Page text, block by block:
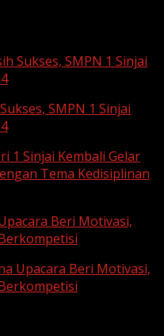
Sukses, SMPN 1 Sinjai
SMPN 1 Sinjai
1 Sinjai Kembali Gelar
Tema Kedisiplinan
Beri Motivasi,
Upacara Beri Motivasi,